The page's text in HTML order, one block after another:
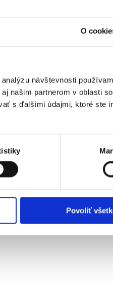
O
návštevnosti
našim partnerom v oblasti
s ďalšími údajmi, ktoré ste
Povoliť
10,29€
★★★★★